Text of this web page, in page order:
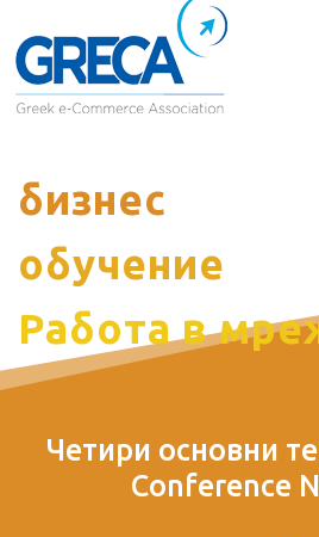
бизнес
обучение
Работа в
Четири основни
Conference